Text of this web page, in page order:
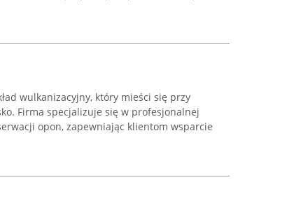
wulkanizacyjny, który mieści się przy
Firma specjalizuje się w profesjonalnej
opon, zapewniając klientom wsparcie